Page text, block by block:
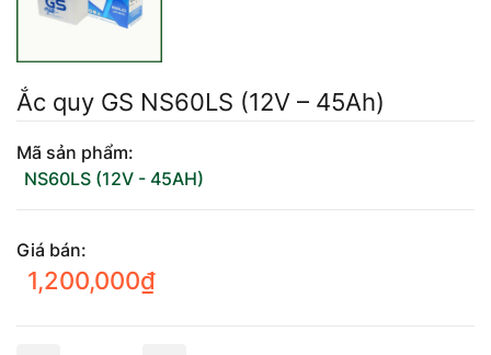
Ắc quy GS NS60LS (12V – 45Ah)
Mã sản phẩm:
NS60LS (12V - 45AH)
Giá bán:
1,200,000₫